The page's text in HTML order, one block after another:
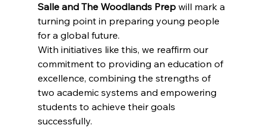
Salle and The Woodlands Prep will mark a
turning point in preparing young people
for a global future.
With initiatives like this, we reaffirm our
commitment to providing an education of
excellence, combining the strengths of
two academic systems and empowering
students to achieve their goals
successfully.